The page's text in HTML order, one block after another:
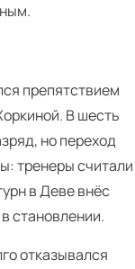
препятствием
В шесть
но переход
тренеры считали
в Деве внёс
становлении.
отказывался